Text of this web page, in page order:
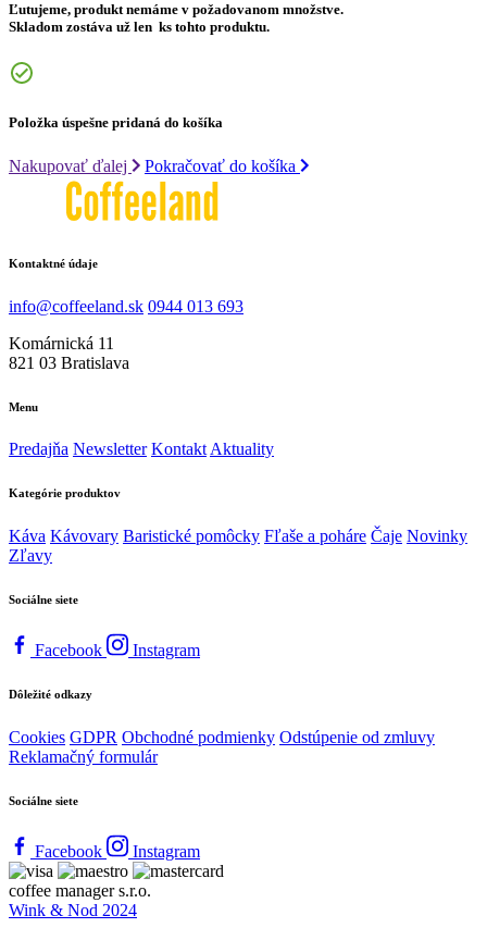
Ľutujeme, produkt nemáme v požadovanom množstve.
Skladom zostáva už len ks tohto produktu.
Položka úspešne pridaná do košíka
Nakupovať ďalej Pokračovať do košíka
Kontaktné údaje
info@coffeeland.sk 0944 013 693
Komárnická 11
821 03 Bratislava
Menu
Predajňa Newsletter KontaktAktuality
Kategórie produktov
Káva Kávovary Baristické pomôcky Fľaše a poháre Čaje Novinky
Zľavy
Sociálne siete
Facebook Instagram
Dôležité odkazy
Cookies GDPR Obchodné podmienky Odstúpenie od zmluvy
Reklamačný formulár
Sociálne siete
Facebook Instagram
coffee manager s.r.o.
Wink & Nod 2024